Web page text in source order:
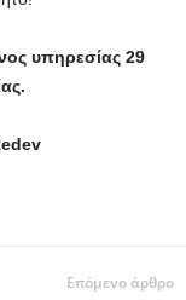
υπηρεσίας 29
Επόμενο άρθρο